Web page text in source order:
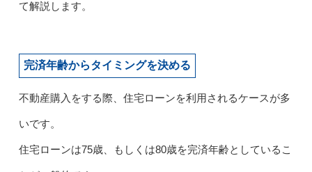
て解説します。
完済年齢からタイミングを決める
不動産購入をする際、住宅ローンを利用されるケースが多
いです。
住宅ローンは75歳、もしくは80歳を完済年齢としているこ